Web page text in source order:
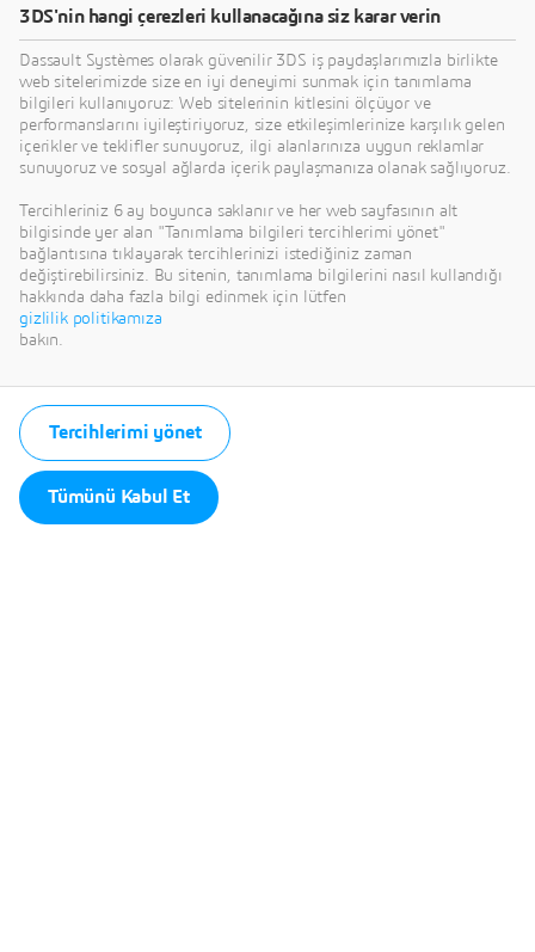
Renaissance Istanbul
Polat Bosphorus Hotel
How to get here:
Sabiha Gokcen International Airport - Distance from
Property: 31.0 KM
Istanbul International Airport - Distance from
Property: 40.0 KM
Other Transportation - Nearby Bus
Barbaros Bulvari
3DS'nin hangi çerezleri kullanacağına siz karar verin
Dassault Systèmes olarak güvenilir 3DS iş paydaşlarımızla birlikte
web sitelerimizde size en iyi deneyimi sunmak için tanımlama
bilgileri kullanıyoruz: Web sitelerinin kitlesini ölçüyor ve
performanslarını iyileştiriyoruz, size etkileşimlerinize karşılık gelen
içerikler ve teklifler sunuyoruz, ilgi alanlarınıza uygun reklamlar
sunuyoruz ve sosyal ağlarda içerik paylaşmanıza olanak sağlıyoruz.
Tercihleriniz 6 ay boyunca saklanır ve her web sayfasının alt
bilgisinde yer alan "Tanımlama bilgileri tercihlerimi yönet"
bağlantısına tıklayarak tercihlerinizi istediğiniz zaman
değiştirebilirsiniz. Bu sitenin, tanımlama bilgilerini nasıl kullandığı
hakkında daha fazla bilgi edinmek için lütfen
gizlilik politikamıza
bakın.
Tümünü Kabul Et
Tercihlerimi yönet